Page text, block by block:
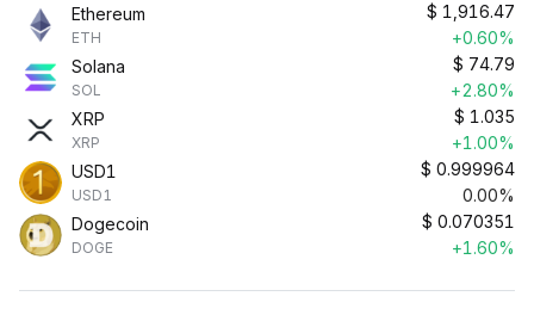
Ethereum
ETH
$ 1,916.47
+0.60%
Solana
SOL
$ 74.79
+2.80%
XRP
XRP
$ 1.035
+1.00%
USD1
USD1
$ 0.999964
0.00%
Dogecoin
DOGE
$ 0.070351
+1.60%